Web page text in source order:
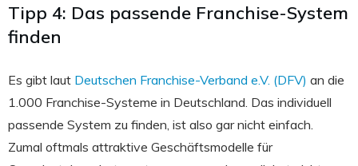
Tipp 4: Das passende Franchise-System
finden
Es gibt laut Deutschen Franchise-Verband e.V. (DFV) an die
1.000 Franchise-Systeme in Deutschland. Das individuell
passende System zu finden, ist also gar nicht einfach.
Zumal oftmals attraktive Geschäftsmodelle für